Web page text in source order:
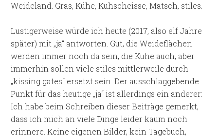
Weideland. Gras, Kühe, Kuhscheisse, Matsch, stiles.
Lustigerweise würde ich heute (2017, also elf Jahre
später) mit „ja“ antworten. Gut, die Weideflächen
werden immer noch da sein, die Kühe auch, aber
immerhin sollen viele stiles mittlerweile durch
„kissing gates“ ersetzt sein. Der ausschlaggebende
Punkt für das heutige „ja“ ist allerdings ein anderer:
Ich habe beim Schreiben dieser Beiträge gemerkt,
dass ich mich an viele Dinge leider kaum noch
erinnere. Keine eigenen Bilder, kein Tagebuch,